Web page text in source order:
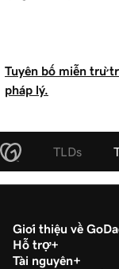
Tuyên bố miễn trừ
pháp lý.
TLDs
Giới thiệu về
Hỗ trợ
Tài nguyên